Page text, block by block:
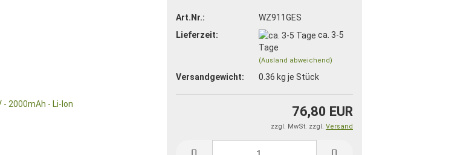
Art.Nr.:
WZ911GES
Lieferzeit:
ca. 3-5
Tage
(Ausland abweichend)
Versandgewicht: 0.36 kg je Stück
76,80 EUR
zzgl. MwSt. zzgl. Versand